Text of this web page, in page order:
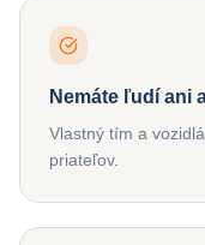
Nemáte ľudí ani
Vlastný tím a
priateľov.